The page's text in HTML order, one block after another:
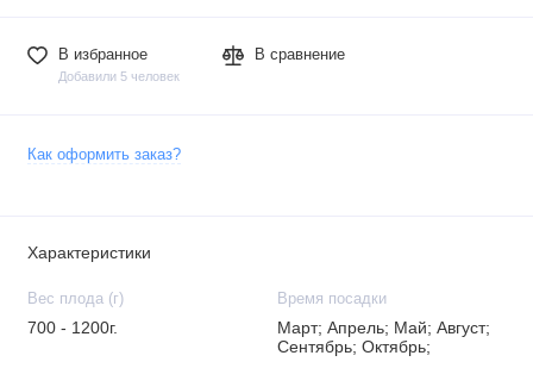
В избранное
Добавили 5 человек
В сравнение
Как оформить заказ?
Характеристики
Вес плода (г)
700 - 1200г.
Время посадки
Март; Апрель; Май; Август;
Сентябрь; Октябрь;